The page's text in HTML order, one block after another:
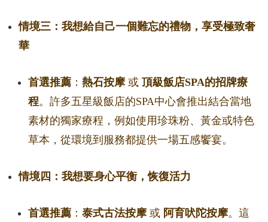
情境三：我想給自己一個難忘的禮物，享受極致奢
華
首選推薦 ： 熱石按摩或 頂級飯店SPA的招牌療
程。許多五星級飯店的SPA中心會推出結合當地
素材的獨家療程，例如使用珍珠粉、黃金或特色
草本，從環境到服務都提供一場五感饗宴。
情境四：我想要身心平衡，恢復活力
首選推薦 ： 泰式古法按摩或 阿育吠陀按摩。這